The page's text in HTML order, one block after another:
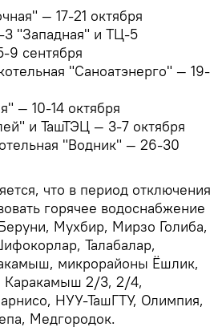
— 17-21 октября
"Западная" и ТЦ-5
9 сентября
"Саноатэнерго" — 19-
— 10-14 октября
и ТашТЭЦ — 3-7 октября
"Водник" — 26-30
что в период отключения
горячее водоснабжение
Мухбир, Мирзо Голиба,
Талабалар,
микрорайоны Ёшлик,
Каракамыш 2/3, 2/4,
НУУ-ТашГТУ, Олимпия,
Медгородок.